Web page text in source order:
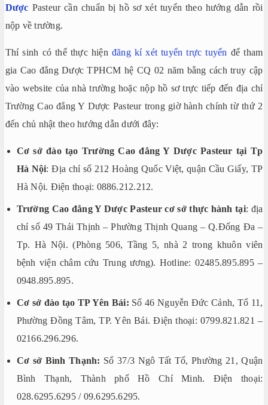
Dược Pasteur cần chuẩn bị hồ sơ xét tuyển theo hướng dẫn rồi
nộp về trường.
Thí sinh có thể thực hiện đăng kí xét tuyển trực tuyến để tham
gia Cao đẳng Dược TPHCM hệ CQ 02 năm bằng cách truy cập
vào website của nhà trường hoặc nộp hồ sơ trực tiếp đến địa chỉ
Trường Cao đẳng Y Dược Pasteur trong giờ hành chính từ thứ 2
đến chủ nhật theo hướng dẫn dưới đây:
Cơ sở đào tạo Trường Cao đẳng Y Dược Pasteur tại Tp
Hà Nội: Địa chỉ số 212 Hoàng Quốc Việt, quận Cầu Giấy, TP
Hà Nội. Điện thoại: 0886.212.212.
Trường Cao đẳng Y Dược Pasteur cơ sở thực hành tại: địa
chỉ số 49 Thái Thịnh – Phường Thịnh Quang – Q.Đống Đa –
Tp. Hà Nội. (Phòng 506, Tầng 5, nhà 2 trong khuôn viên
bệnh viện châm cứu Trung ương). Hotline: 02485.895.895 –
0948.895.895.
Cơ sở đào tạo TP Yên Bái: Số 46 Nguyễn Đức Cảnh, Tổ 11,
Phường Đồng Tâm, TP. Yên Bái. Điện thoại: 0799.821.821 –
02166.296.296.
Cơ sở Bình Thạnh: Số 37/3 Ngô Tất Tố, Phường 21, Quận
Bình Thạnh, Thành phố Hồ Chí Minh. Điện thoại:
028.6295.6295 / 09.6295.6295.